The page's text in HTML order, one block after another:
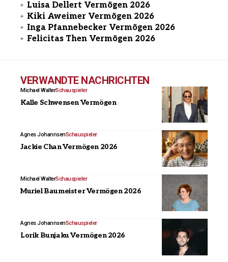
Luisa Dellert Vermögen 2026
Kiki Aweimer Vermögen 2026
Inga Pfannebecker Vermögen 2026
Felicitas Then Vermögen 2026
VERWANDTE NACHRICHTEN
Michael WalterSchauspieler
Kalle Schwensen Vermögen
Agnes JohannsenSchauspieler
Jackie Chan Vermögen 2026
Michael WalterSchauspieler
Muriel Baumeister Vermögen 2026
Agnes JohannsenSchauspieler
Lorik Bunjaku Vermögen 2026